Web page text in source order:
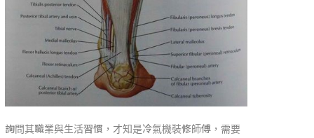
詢問其職業與生活習慣，才知是冷氣機裝修師傅，需要